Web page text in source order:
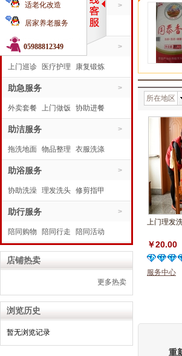
生活服务 >
家居日用 食品饮料 粮油调味
康复运动 手机电器
助医服务 >
上门巡诊 医疗护理 康复锻炼
陪同就医
助急服务 >
外卖套餐 上门做饭 协助进餐
水电维修
助洁服务 >
拖洗地面 物品整理 衣服洗涤
助浴服务 >
协助洗澡 理发洗头 修剪指甲
助行服务 >
陪同购物 陪同行走 陪同活动
店铺热卖
更多热卖
浏览历史
暂无浏览记录
所在地区
上门理发
￥20.00
服务中心
重
适老化改造
居家养老服务
05988812349